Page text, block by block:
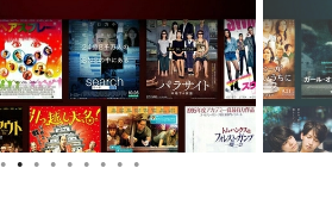
● ● ● ● ● ● ● ● ●